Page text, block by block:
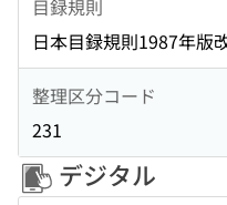
目録規則
日本目録規則1987年版
整理区分コード
231
デジタル